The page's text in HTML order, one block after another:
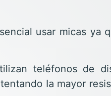
usar micas ya
teléfonos de
la mayor